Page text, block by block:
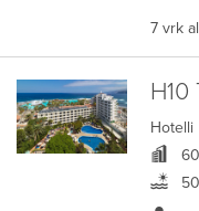
7 vrk
H10
Hotelli